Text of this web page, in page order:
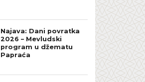
Najava: Dani povratka
2026 – Mevludski
program u džematu
Papraća